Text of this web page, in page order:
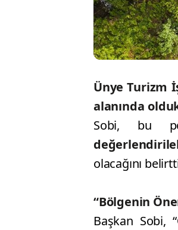
Ünye Turizm
alanında
Sobi, bu
olacağını
“Bölgenin
Başkan Sobi,